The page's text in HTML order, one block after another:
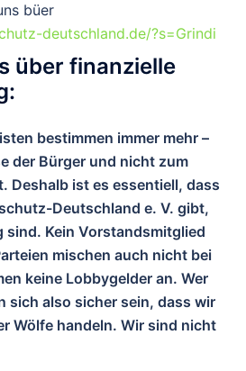
büer
deutschland.de/?s=Grindi
über finanzielle
bestimmen immer mehr –
der Bürger und nicht zum
Deshalb ist es essentiell, dass
Deutschland e. V. gibt,
sind. Kein Vorstandsmitglied
mischen auch nicht bei
keine Lobbygelder an. Wer
sich also sicher sein, dass wir
Wölfe handeln. Wir sind nicht